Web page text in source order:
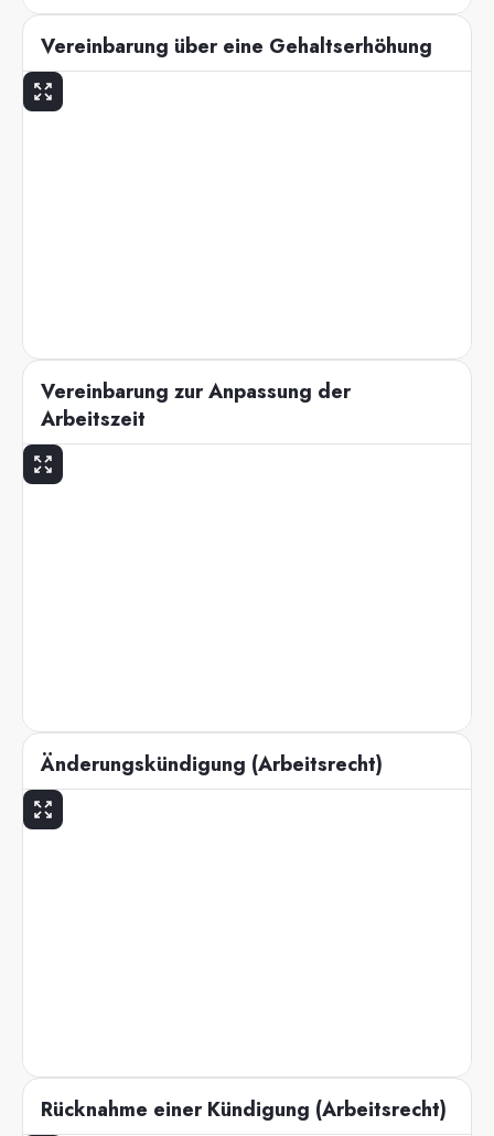
Vereinbarung über eine Gehaltserhöhung
Vereinbarung zur Anpassung der
Arbeitszeit
Änderungskündigung (Arbeitsrecht)
Rücknahme einer Kündigung (Arbeitsrecht)